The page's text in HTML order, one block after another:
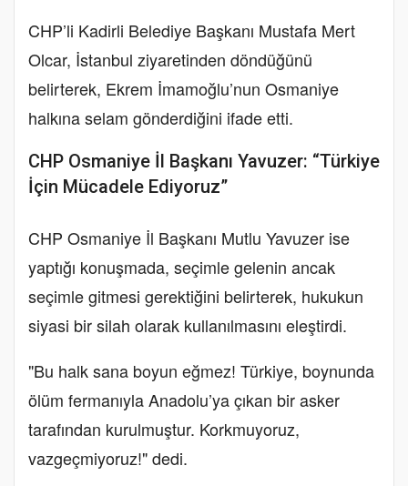
CHP’li Kadirli Belediye Başkanı Mustafa Mert
Olcar, İstanbul ziyaretinden döndüğünü
belirterek, Ekrem İmamoğlu’nun Osmaniye
halkına selam gönderdiğini ifade etti.
CHP Osmaniye İl Başkanı Yavuzer: “Türkiye
İçin Mücadele Ediyoruz”
CHP Osmaniye İl Başkanı Mutlu Yavuzer ise
yaptığı konuşmada, seçimle gelenin ancak
seçimle gitmesi gerektiğini belirterek, hukukun
siyasi bir silah olarak kullanılmasını eleştirdi.
"Bu halk sana boyun eğmez! Türkiye, boynunda
ölüm fermanıyla Anadolu’ya çıkan bir asker
tarafından kurulmuştur. Korkmuyoruz,
vazgeçmiyoruz!" dedi.